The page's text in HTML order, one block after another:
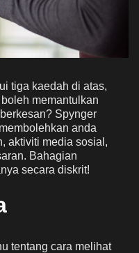
tiga kaedah di atas,
memantulkan
Spynger
anda
aktiviti media sosial,
Bahagian
secara diskrit!
tentang cara melihat